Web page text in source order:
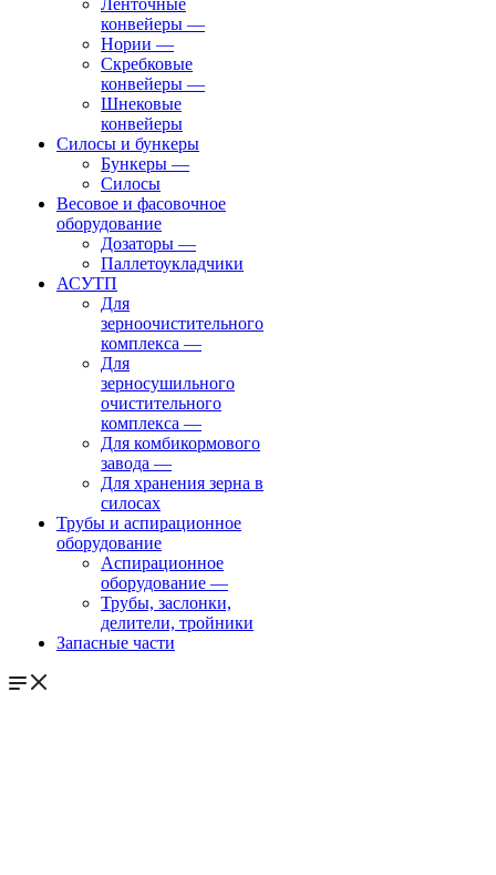
Ленточные
конвейеры —
Нории —
Скребковые
конвейеры —
Шнековые
конвейеры
Силосы и бункеры
Бункеры —
Силосы
Весовое и фасовочное
оборудование
Дозаторы —
Паллетоукладчики
АСУТП
Для
зерноочистительного
комплекса —
Для
зерносушильного
очистительного
комплекса —
Для комбикормового
завода —
Для хранения зерна в
силосах
Трубы и аспирационное
оборудование
Аспирационное
оборудование —
Трубы, заслонки,
делители, тройники
Запасные части